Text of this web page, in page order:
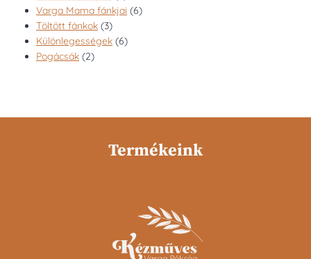
termék
Varga Mama fánkjai 66
Töltött fánkok 33
termék
Különlegességek 66
Pogácsák 22
Termékeink